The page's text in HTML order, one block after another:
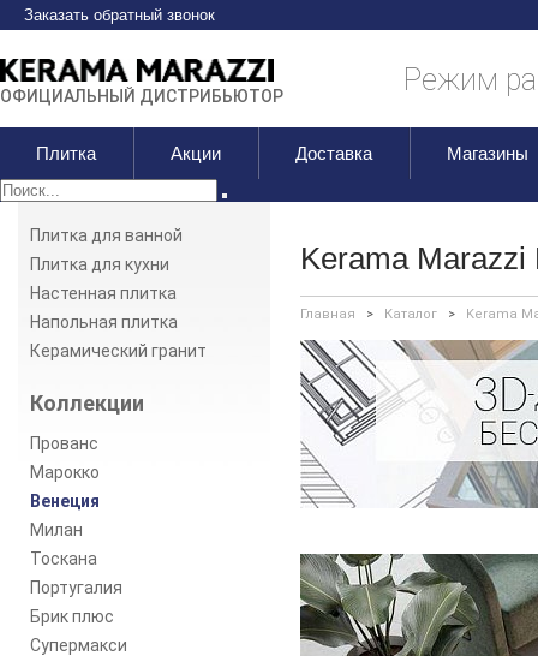
Заказать обратный звонок
ОФИЦИАЛЬНЫЙ ДИСТРИБЬЮТОР Режим
Плитка Акции Доставка Магазины
Плитка для ванной
Плитка для кухни
Настенная плитка
Напольная плитка
Керамический гранит
Коллекции
Прованс
Марокко
Венеция
Милан
Тоскана
Португалия
Брик плюс
Супермакси
Kerama Marazzi
Главная > Каталог > Kerama